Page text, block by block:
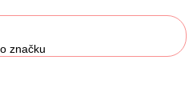
značku